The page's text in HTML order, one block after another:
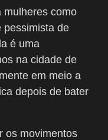
mulheres como
pessimista de
é uma
na cidade de
em meio a
depois de bater
os movimentos